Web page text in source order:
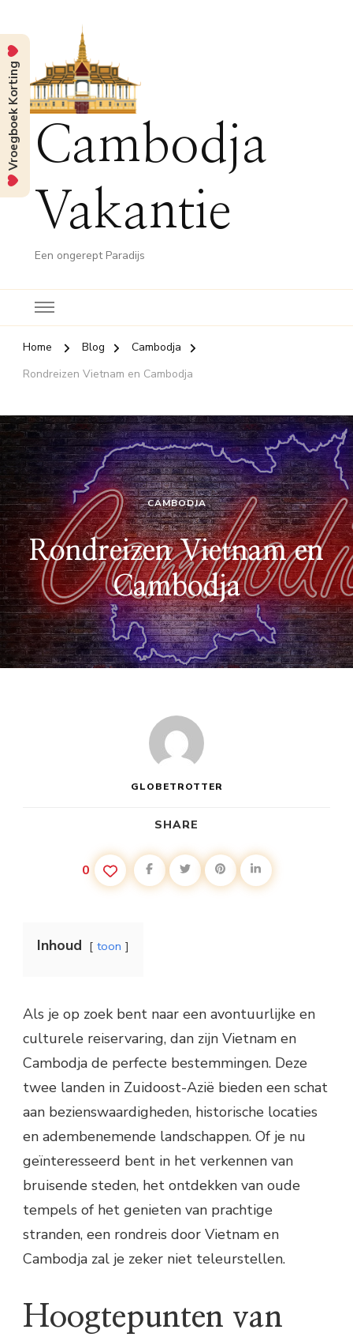
Cambodja
Vakantie
Een ongerept Paradijs
Home Blog
Cambodja
Rondreizen Vietnam en Cambodja
CAMBODJA
Rondreizen Vietnam en
Cambodja
GLOBETROTTER
SHARE
0
Inhoud toon
Als je op zoek bent naar een avontuurlijke en
culturele reiservaring, dan zijn Vietnam en
Cambodja de perfecte bestemmingen. Deze
twee landen in Zuidoost-Azië bieden een schat
aan bezienswaardigheden, historische locaties
en adembenemende landschappen. Of je nu
geïnteresseerd bent in het verkennen van
bruisende steden, het ontdekken van oude
tempels of het genieten van prachtige
stranden, een rondreis door Vietnam en
Cambodja zal je zeker niet teleurstellen.
Hoogtepunten van
Vroegboek Korting